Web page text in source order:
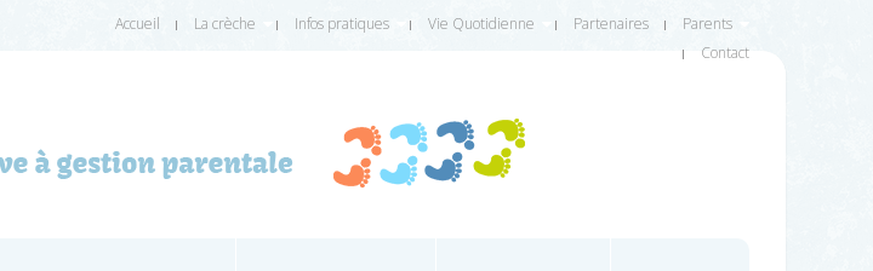
Accueil La crèche Infos pratiques Vie Quotidienne Partenaires
Parents
Contact